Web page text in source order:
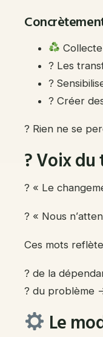
? Les
?
? Créer
? Rien ne se
?️ Voix du
? « Le
? « Nous
Ces mots
? de la
? du problème
Le